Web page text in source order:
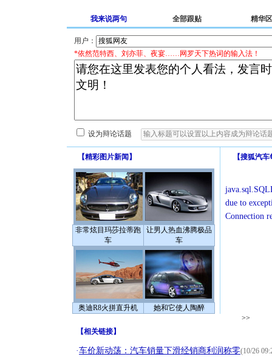
我来说两句 全部跟贴 精华区
用户：
*依然范特西、刘亦菲、夜宴……网罗天下热词的输入法！
设为辩论话题
【精彩图片新闻 】
非常炫目玛莎拉蒂跑
车
让男人热血沸腾极品
车
奥迪R8火拼直升机 她和它使人陶醉
【搜狐汽车
due to
Connection
>>
【相关链接】
·车价新动荡：汽车销量下滑经销商利润称零(10/26